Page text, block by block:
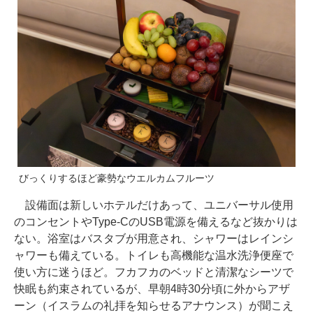
びっくりするほど豪勢なウエルカムフルーツ
設備面は新しいホテルだけあって、ユニバーサル使用
のコンセントやType-CのUSB電源を備えるなど抜かりは
ない。浴室はバスタブが用意され、シャワーはレインシ
ャワーも備えている。トイレも高機能な温水洗浄便座で
使い方に迷うほど。フカフカのベッドと清潔なシーツで
快眠も約束されているが、早朝4時30分頃に外からアザ
ーン（イスラムの礼拝を知らせるアナウンス）が聞こえ